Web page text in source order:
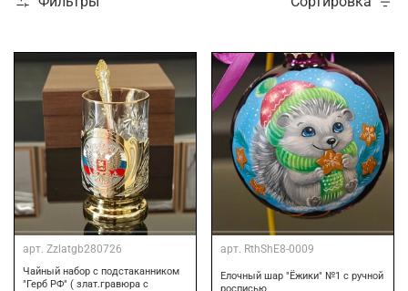
арт. Zzlatgb280726
Чайный набор с подстаканником
"Герб РФ" ( злат.гравюра с
арт. RthShE8-0009
Елочный шар "Ёжики" №1 с ручной
росписью